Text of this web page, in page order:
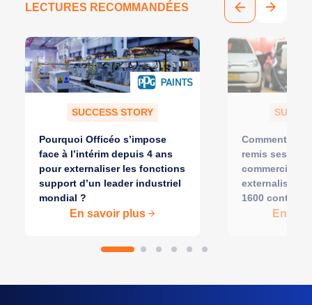
LECTURES RECOMMANDÉES
SUCCESS STORY
Pourquoi Officéo s’impose
face à l’intérim depuis 4 ans
pour externaliser les fonctions
support d’un leader industriel
mondial ?
En savoir plus
Comment
remis ses
commerciales
externalisant
1600 contrats
En